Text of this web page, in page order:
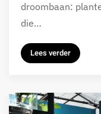
droombaan:
die…
Lees verder